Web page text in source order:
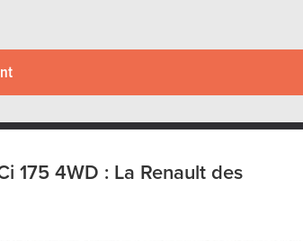
175 4WD : La Renault des